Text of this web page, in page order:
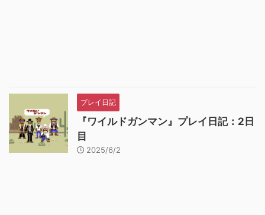
プレイ日記
『ワイルドガンマン』プレイ日記：2日
目
2025/6/2